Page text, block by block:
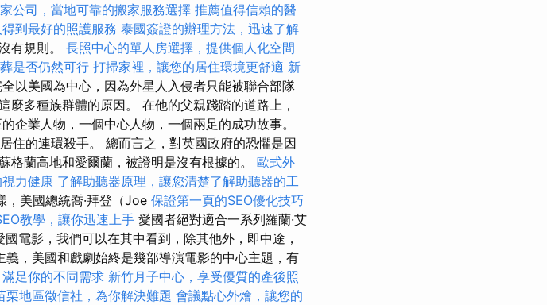
公司，當地可靠的搬家服務選擇 推薦值得信賴的醫
到最好的照護服務 泰國簽證的辦理方法，迅速了解
有規則。 長照中心的單人房選擇，提供個人化空間
是否仍然可行 打掃家裡，讓您的居住環境更舒適 新
以美國為中心，因為外星人入侵者只能被聯合部隊
多種族群體的原因。 在他的父親踐踏的道路上，
企業人物，一個中心人物，一個兩足的成功故事。
住的連環殺手。 總而言之，對英國政府的恐懼是因
格蘭高地和愛爾蘭，被證明是沒有根據的。 歐式外
力健康 了解助聽器原理，讓您清楚了解助聽器的工
美國總統喬·拜登（Joe 保證第一頁的SEO優化技巧
教學，讓你迅速上手 愛國者絕對適合一系列羅蘭·艾
電影，我們可以在其中看到，除其他外，即中途，
義，美國和戲劇始終是幾部導演電影的中心主題，有
足你的不同需求 新竹月子中心，享受優質的產後照
栗地區徵信社，為你解決難題 會議點心外燴，讓您的